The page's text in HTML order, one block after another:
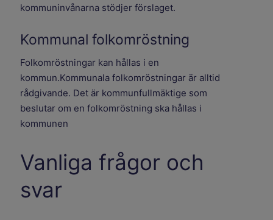
kommuninvånarna stödjer förslaget.
Kommunal folkomröstning
Folkomröstningar kan hållas i en
kommun.Kommunala folkomröstningar är alltid
rådgivande. Det är kommunfullmäktige som
beslutar om en folkomröstning ska hållas i
kommunen
Vanliga frågor och
svar